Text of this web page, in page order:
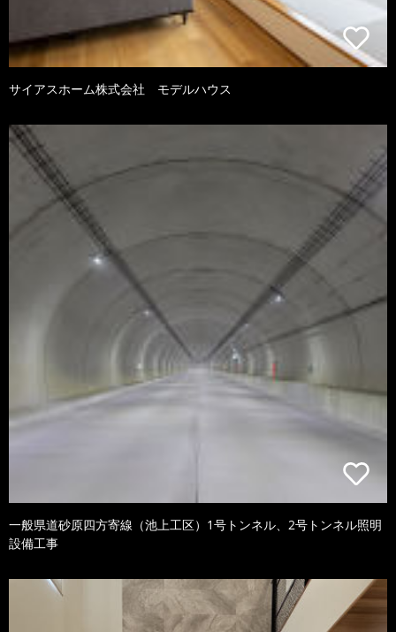
サイアスホーム株式会社 モデルハウス
一般県道砂原四方寄線（池上工区）1号トンネル、2号トンネル照明
設備工事